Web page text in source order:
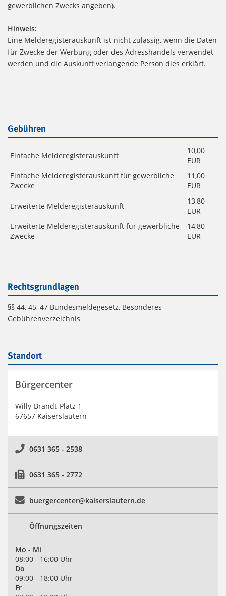
gewerblichen Zwecks angeben).
Hinweis:
Eine Melderegisterauskunft ist nicht zulässig, wenn die Daten
für Zwecke der Werbung oder des Adresshandels verwendet
werden und die Auskunft verlangende Person dies erklärt.
Gebühren
Einfache Melderegisterauskunft
10,00
EUR
Einfache Melderegisterauskunft für gewerbliche
Zwecke
11,00
EUR
Erweiterte Melderegisterauskunft
13,80
EUR
Erweiterte Melderegisterauskunft für gewerbliche
Zwecke
14,80
EUR
Rechtsgrundlagen
§§ 44, 45, 47 Bundesmeldegesetz, Besonderes
Gebührenverzeichnis
Standort
Bürgercenter
Willy-Brandt-Platz 1
67657 Kaiserslautern
0631 365 - 2538
0631 365 - 2772
buergercenter@kaiserslautern.de
Öffnungszeiten
Mo - Mi
08:00 - 16:00 Uhr
Do
09:00 - 18:00 Uhr
Fr